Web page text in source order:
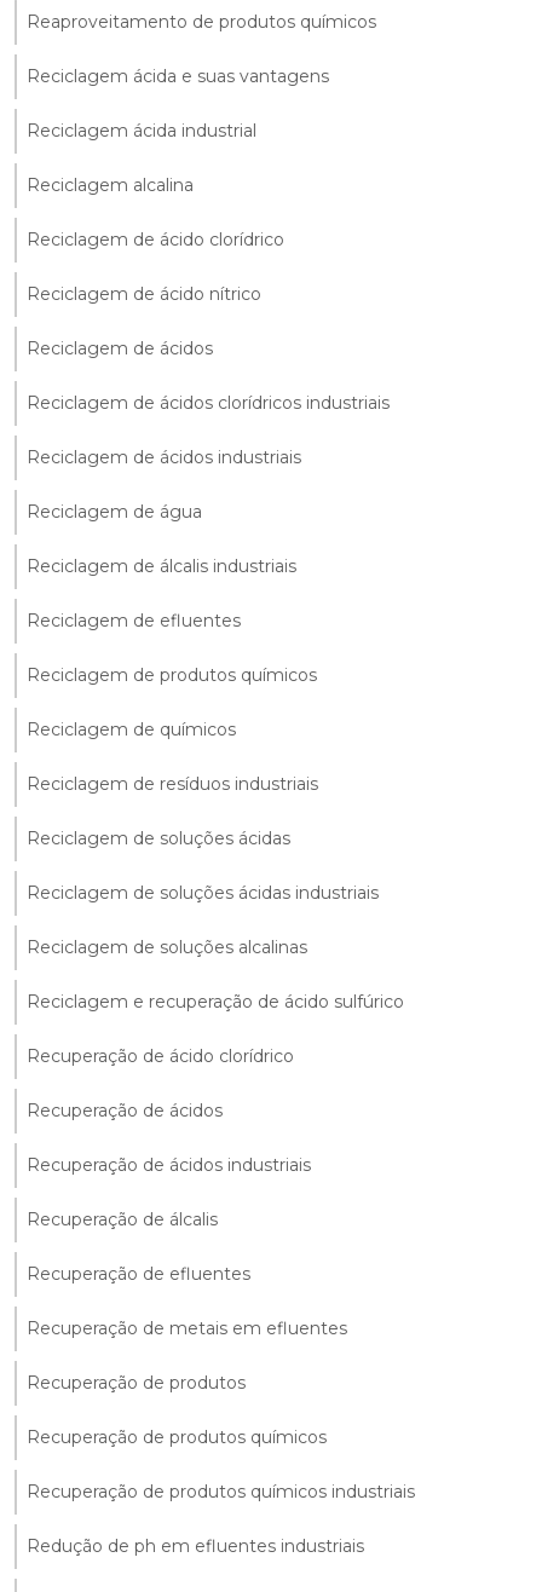
Reaproveitamento de produtos químicos
Reciclagem ácida e suas vantagens
Reciclagem ácida industrial
Reciclagem alcalina
Reciclagem de ácido clorídrico
Reciclagem de ácido nítrico
Reciclagem de ácidos
Reciclagem de ácidos clorídricos industriais
Reciclagem de ácidos industriais
Reciclagem de água
Reciclagem de álcalis industriais
Reciclagem de efluentes
Reciclagem de produtos químicos
Reciclagem de químicos
Reciclagem de resíduos industriais
Reciclagem de soluções ácidas
Reciclagem de soluções ácidas industriais
Reciclagem de soluções alcalinas
Reciclagem e recuperação de ácido sulfúrico
Recuperação de ácido clorídrico
Recuperação de ácidos
Recuperação de ácidos industriais
Recuperação de álcalis
Recuperação de efluentes
Recuperação de metais em efluentes
Recuperação de produtos
Recuperação de produtos químicos
Recuperação de produtos químicos industriais
Redução de ph em efluentes industriais